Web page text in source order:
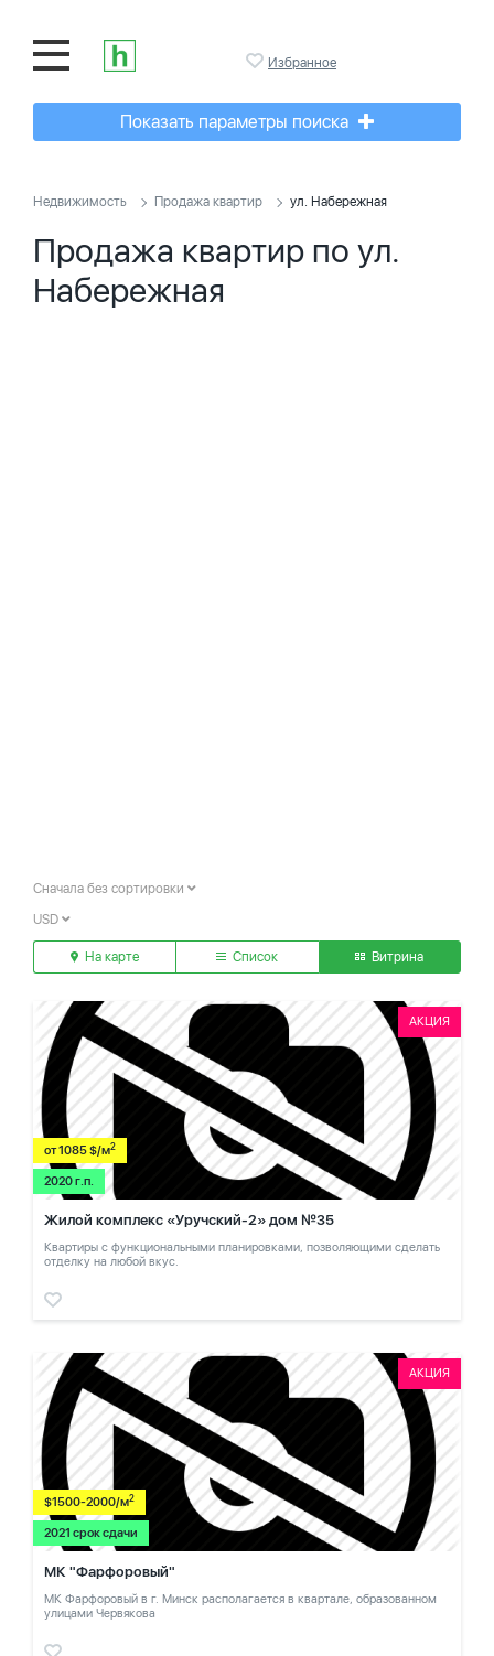
Избранное
Показать параметры поиска
Недвижимость Продажа квартир ул. Набережная
Продажа квартир по ул.
Набережная
Сначала без сортировки
USD
На карте Список Витрина
АКЦИЯ
от 1085 $/м2
2020 г.п.
Жилой комплекс «Уручский-2» дом №35
Квартиры с функциональными планировками, позволяющими сделать
отделку на любой вкус.
АКЦИЯ
$1500-2000/м2
2021 срок сдачи
МК "Фарфоровый"
МК Фарфоровый в г. Минск располагается в квартале, образованном
улицами Червякова